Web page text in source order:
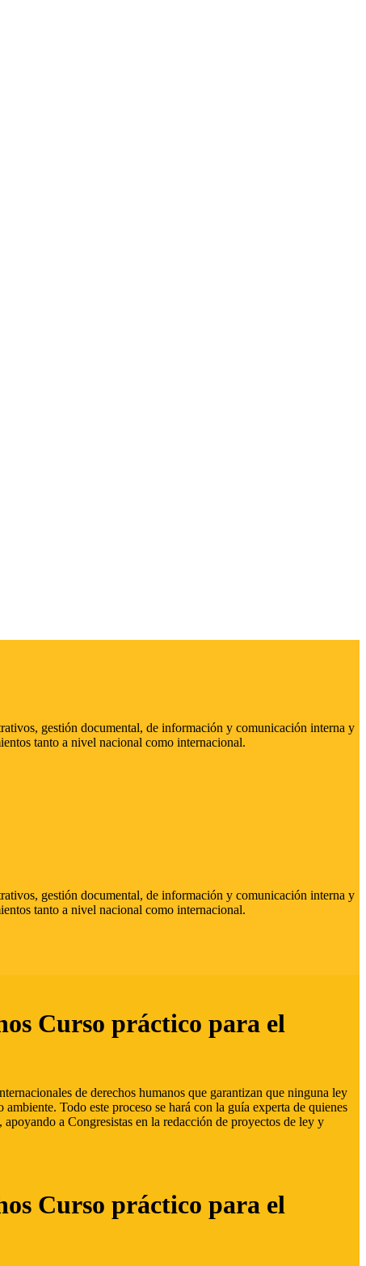
gestión documental, de información y comunicación interna y
tanto a nivel nacional como internacional.
gestión documental, de información y comunicación interna y
tanto a nivel nacional como internacional.
Curso práctico para el
de derechos humanos que garantizan que ninguna ley
Todo este proceso se hará con la guía experta de quienes
a Congresistas en la redacción de proyectos de ley y
Curso práctico para el